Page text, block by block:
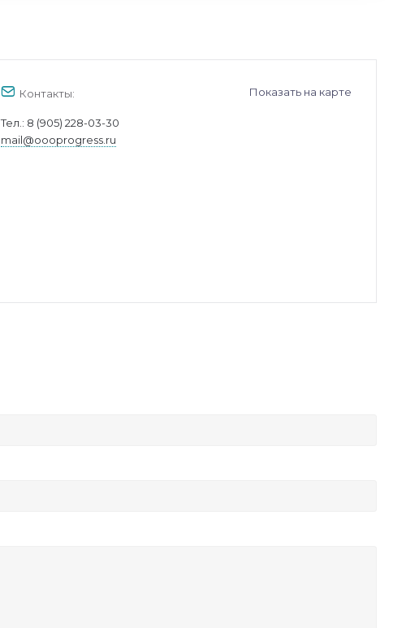
Контакты:
Тел.: 8 (905) 228-03-30
mail@oooprogress.ru
Показать на карте